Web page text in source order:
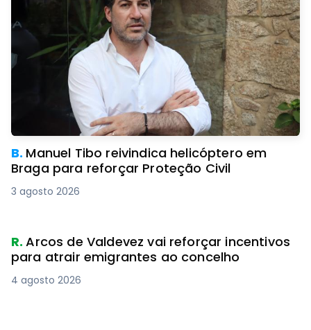
B. Manuel Tibo reivindica helicóptero em
Braga para reforçar Proteção Civil
3 agosto 2026
R.Arcos de Valdevez vai reforçar incentivos
para atrair emigrantes ao concelho
4 agosto 2026